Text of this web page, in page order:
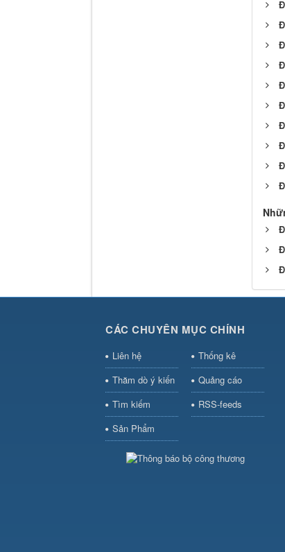
CÁC CHUYÊN MỤC CHÍNH
Liên hệ
Thống kê
Thăm dò ý kiến
Quảng cáo
Tìm kiếm
RSS-feeds
Sản Phẩm